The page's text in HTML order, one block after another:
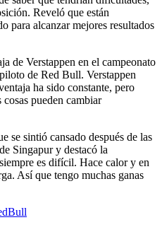
Reveló que están
para alcanzar mejores resultados
de Verstappen en el campeonato
de Red Bull. Verstappen
ha sido constante, pero
pueden cambiar
se sintió cansado después de las
Singapur y destacó la
es difícil. Hace calor y en
Así que tengo muchas ganas